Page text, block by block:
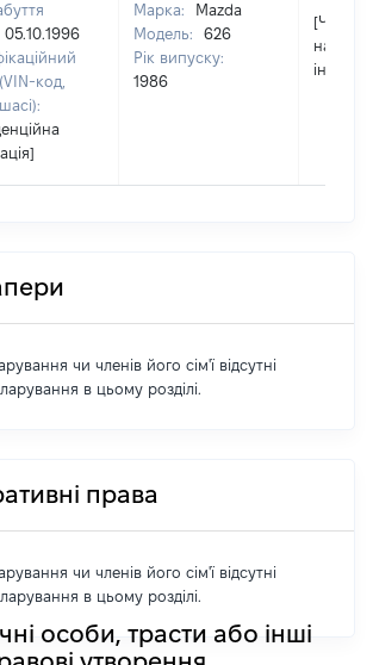
05.10.1996
код,
Марка:
Mazda
Модель:
626
Рік випуску:
1986
[Член
надав
чи членів його сім'ї відсутні
в цьому розділі.
права
чи членів його сім'ї відсутні
в цьому розділі.
особи, трасти або інші